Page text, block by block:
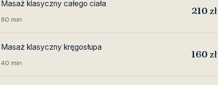
Masaż klasyczny całego ciała
60 min
210 zł
Masaż klasyczny kręgosłupa
40 min
160 zł